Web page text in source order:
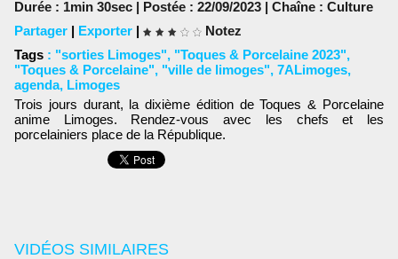
VIDÉOS SIMILAIRES
Durée : 1min 30sec | Postée : 22/09/2023 | Chaîne : Culture
Partager | Exporter |
Notez
Tags : "sorties Limoges", "Toques & Porcelaine 2023",
"Toques & Porcelaine", "ville de limoges", 7ALimoges,
agenda, Limoges
Trois jours durant, la dixième édition de Toques & Porcelaine
anime Limoges. Rendez-vous avec les chefs et les
porcelainiers place de la République.